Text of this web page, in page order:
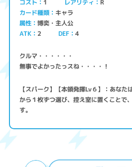
コスト 1 レアリティ R
カード種類 キャラ
属性 博奕・主人公
ATK 2 DEF 4
クルマ・・・・・・
無事でよかったっスね・・・・！
【スパーク】【本領発揮Lv６】：あなた
から１枚ずつ選び、控え室に置くことで
す。